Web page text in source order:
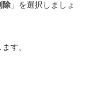
除」を選択しましょ
す。